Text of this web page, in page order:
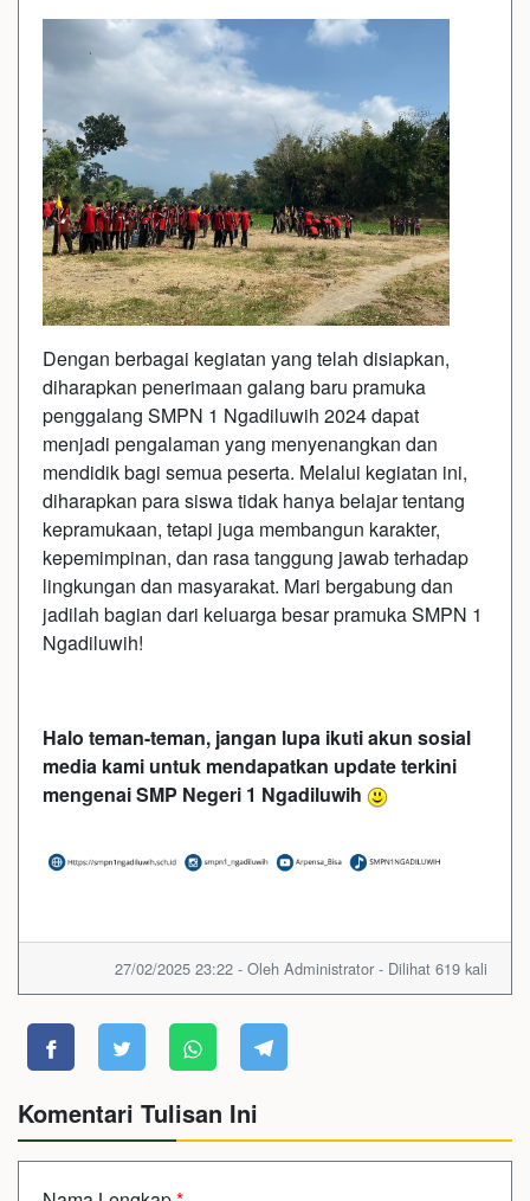
Dengan berbagai kegiatan yang telah disiapkan,
diharapkan penerimaan galang baru pramuka
penggalang SMPN 1 Ngadiluwih 2024 dapat
menjadi pengalaman yang menyenangkan dan
mendidik bagi semua peserta. Melalui kegiatan ini,
diharapkan para siswa tidak hanya belajar tentang
kepramukaan, tetapi juga membangun karakter,
kepemimpinan, dan rasa tanggung jawab terhadap
lingkungan dan masyarakat. Mari bergabung dan
jadilah bagian dari keluarga besar pramuka SMPN 1
Ngadiluwih!
Halo teman-teman, jangan lupa ikuti akun sosial
media kami untuk mendapatkan update terkini
mengenai SMP Negeri 1 Ngadiluwih
27/02/2025 23:22 - Oleh Administrator - Dilihat 619 kali
Komentari Tulisan Ini